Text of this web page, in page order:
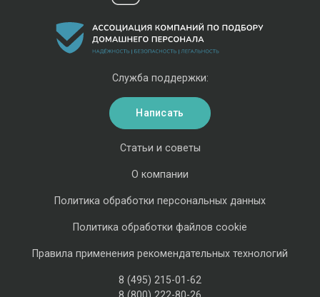
Статьи и советы
О компании
Политика обработки персональных данных
Политика обработки файлов cookie
Правила применения рекомендательных технологий
8 (495) 215-01-62
Служба поддержки:
Написать